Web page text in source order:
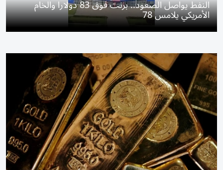
النفط يواصل الصعود.. برنت فوق 83 دولاراً والخام
الأمريكي يلامس 78